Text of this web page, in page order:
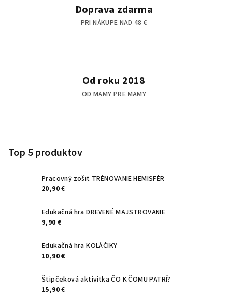
Doprava zdarma
PRI NÁKUPE NAD 48 €
Od roku 2018
OD MAMY PRE MAMY
Top 5 produktov
Pracovný zošit TRÉNOVANIE HEMISFÉR
20,90 €
Edukačná hra DREVENÉ MAJSTROVANIE
9,90 €
Edukačná hra KOLÁČIKY
10,90 €
Štipčeková aktivitka ČO K ČOMU PATRÍ?
15,90 €